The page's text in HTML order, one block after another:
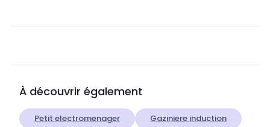
À découvrir également
Petit electromenager
Gaziniere induction